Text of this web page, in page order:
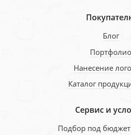
Блог
Портфолио
Нанесение
Каталог
Сервис и
Подбор под бюджет